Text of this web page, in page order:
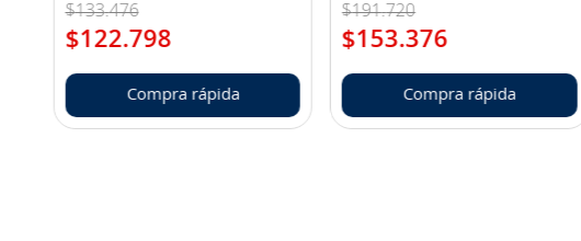
$133.476
$122.798
Compra rápida
$191.720
$153.376
Compra rápida